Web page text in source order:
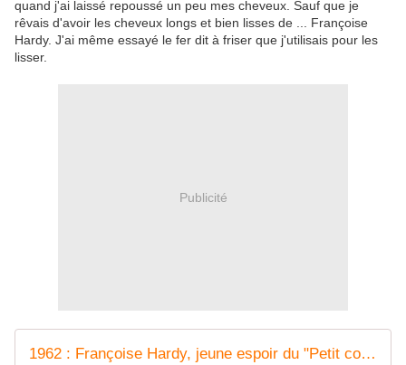
quand j'ai laissé repoussé un peu mes cheveux. Sauf que je
rêvais d'avoir les cheveux longs et bien lisses de ... Françoise
Hardy. J'ai même essayé le fer dit à friser que j'utilisais pour les
lisser.
Publicité
1962 : Françoise Hardy, jeune espoir du "Petit conservatoire" | INA